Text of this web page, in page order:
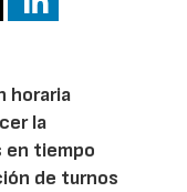
horaria
la
en tiempo
de turnos